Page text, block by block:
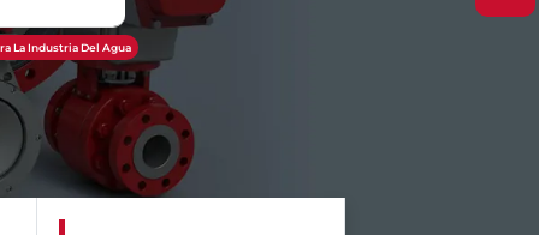
La Industria Del Agua